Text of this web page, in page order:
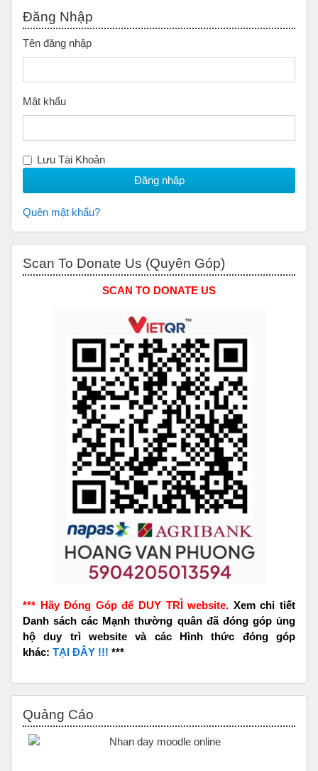
Đăng Nhập
Tên đăng nhập
Mật khẩu
Lưu Tài Khoản
Quên mật khẩu?
Scan To Donate Us (Quyên Góp)
SCAN TO DONATE US
*** Hãy Đóng Góp để DUY TRÌ website. Xem chi tiết
Danh sách các Mạnh thường quân đã đóng góp ủng
hộ duy trì website và các Hình thức đóng góp
khác: TẠI ĐÂY !!! ***
Quảng Cáo